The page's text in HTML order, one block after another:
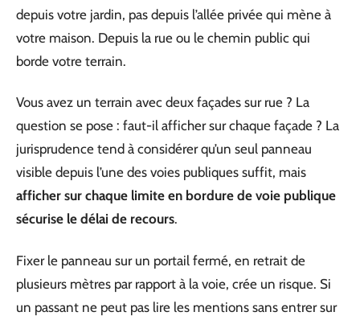
depuis votre jardin, pas depuis l’allée privée qui mène à
votre maison. Depuis la rue ou le chemin public qui
borde votre terrain.
Vous avez un terrain avec deux façades sur rue ? La
question se pose : faut-il afficher sur chaque façade ? La
jurisprudence tend à considérer qu’un seul panneau
visible depuis l’une des voies publiques suffit, mais
afficher sur chaque limite en bordure de voie publique
sécurise le délai de recours.
Fixer le panneau sur un portail fermé, en retrait de
plusieurs mètres par rapport à la voie, crée un risque. Si
un passant ne peut pas lire les mentions sans entrer sur